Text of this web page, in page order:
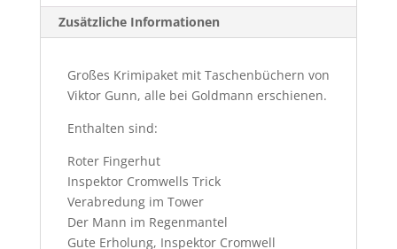
Zusätzliche Informationen
Großes Krimipaket mit Taschenbüchern von
Viktor Gunn, alle bei Goldmann erschienen.
Enthalten sind:
Roter Fingerhut
Inspektor Cromwells Trick
Verabredung im Tower
Der Mann im Regenmantel
Gute Erholung, Inspektor Cromwell